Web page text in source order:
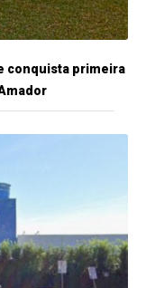
conquista primeira